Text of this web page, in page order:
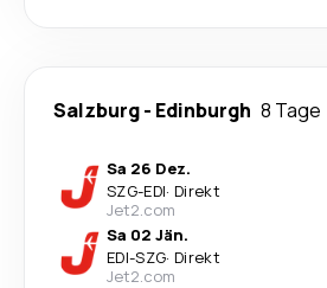
Salzburg- Edinburgh 8 Tage
Sa 26 Dez.
SZG-EDI· Direkt
Jet2.com
Sa 02 Jän.
EDI-SZG· Direkt
Jet2.com